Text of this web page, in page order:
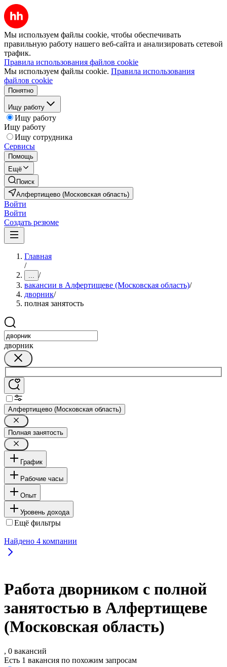
Мы используем файлы cookie, чтобы обеспечивать
правильную работу нашего веб-сайта и анализировать сетевой
трафик.
Правила использования файлов cookie
Мы используем файлы cookie. Правила использования
файлов cookie
Понятно
Ищу работу
Ищу работу
Ищу работу
Ищу сотрудника
Сервисы
Помощь
Ещё
Поиск
Алфертищево (Московская область)
Войти
Войти
Создать резюме
Главная
/
... /
вакансии в Алфертищеве (Московская область)/
дворник/
полная занятость
дворник
Алфертищево (Московская область)
Полная занятость
График
Рабочие часы
Опыт
Уровень дохода
Ещё фильтры
Найдено 4 компании
Работа дворником с полной
занятостью в Алфертищеве
(Московская область)
, 0 вакансий
Есть 1 вакансия по похожим запросам